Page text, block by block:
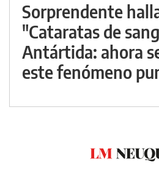
Sorprendente
"Cataratas de
Antártida: ahora
este fenómeno